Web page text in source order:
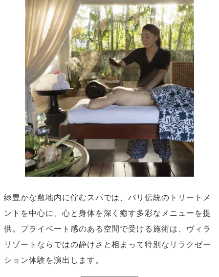
緑豊かな敷地内に佇むスパでは、バリ伝統のトリートメ
ントを中心に、心と身体を深く癒す多彩なメニューを提
供。プライベート感のある空間で受ける施術は、ヴィラ
リゾートならではの静けさと相まって特別なリラクゼー
ション体験を演出します。